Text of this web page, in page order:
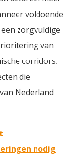
voldoende
zorgvuldige
van
corridors,
die
Nederland
nodig